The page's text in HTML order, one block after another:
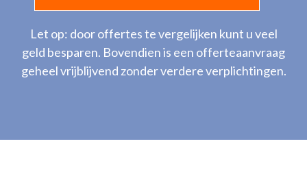
Let op: door offertes te vergelijken kunt u veel
geld besparen. Bovendien is een offerteaanvraag
geheel vrijblijvend zonder verdere verplichtingen.